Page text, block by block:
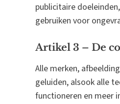
publicitaire
gebruiken voor
Artikel 3 – De
Alle merken,
geluiden, alsook alle
functioneren en meer